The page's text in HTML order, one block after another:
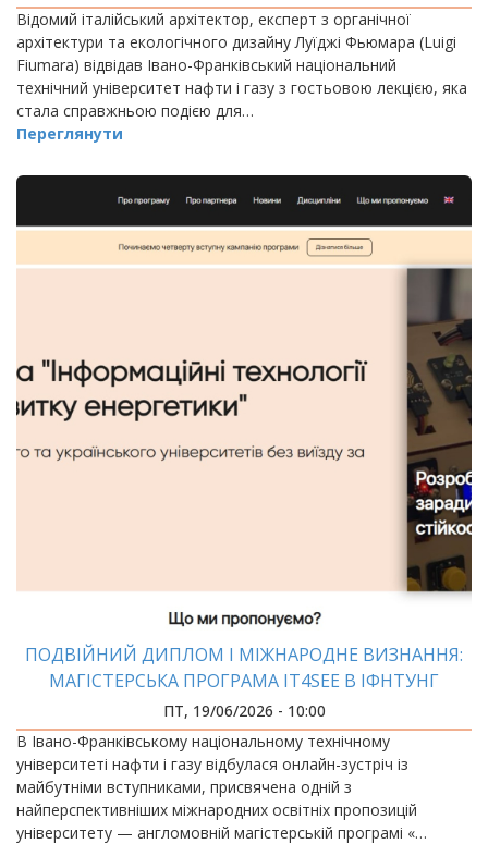
Відомий італійський архітектор, експерт з органічної
архітектури та екологічного дизайну Луїджі Фьюмара (Luigi
Fiumara) відвідав Івано-Франківський національний
технічний університет нафти і газу з гостьовою лекцією, яка
стала справжньою подією для…
Переглянути
ПОДВІЙНИЙ ДИПЛОМ І МІЖНАРОДНЕ ВИЗНАННЯ:
МАГІСТЕРСЬКА ПРОГРАМА IT4SEE В ІФНТУНГ
ПТ, 19/06/2026 - 10:00
В Івано-Франківському національному технічному
університеті нафти і газу відбулася онлайн-зустріч із
майбутніми вступниками, присвячена одній з
найперспективніших міжнародних освітніх пропозицій
університету — англомовній магістерській програмі «…